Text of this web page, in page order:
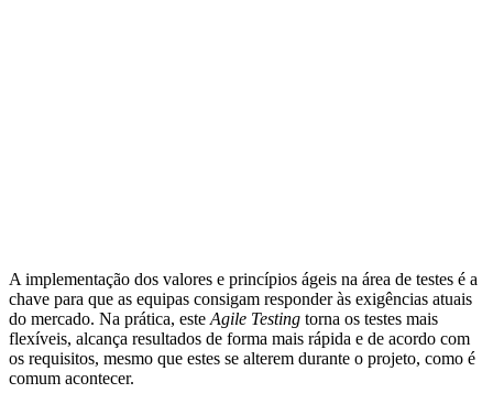
A implementação dos valores e princípios ágeis na área de testes é a
chave para que as equipas consigam responder às exigências atuais
do mercado. Na prática, este Agile Testing torna os testes mais
flexíveis, alcança resultados de forma mais rápida e de acordo com
os requisitos, mesmo que estes se alterem durante o projeto, como é
comum acontecer.